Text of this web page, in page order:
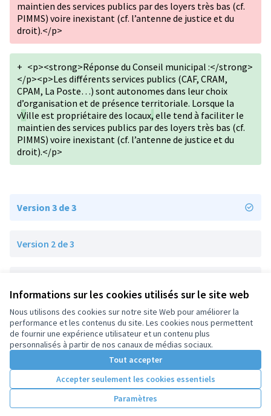
Informations sur les cookies utilisés sur le site web
Nous utilisons des cookies sur notre site Web pour améliorer la
performance et les contenus du site. Les cookies nous permettent
de fournir une expérience utilisateur et un contenu plus
personnalisés à partir de nos canaux de médias sociaux.
Tout accepter
Accepter seulement les cookies essentiels
Paramètres
maintien des services publics par des loyers très bas (cf.
PIMMS) voire inexistant (cf. l’antenne de justice et du
droit).</p>
+ <p><strong>Réponse du Conseil municipal :</strong>
</p><p>Les différents services publics (CAF, CRAM,
CPAM, La Poste…) sont autonomes dans leur choix
d’organisation et de présence territoriale. Lorsque la
vVille est propriétaire des locaux, elle tend à faciliter le
maintien des services publics par des loyers très bas (cf.
PIMMS) voire inexistant (cf. l’antenne de justice et du
droit).</p>
Version 3 de 3
Version 2 de 3
Conditions d'utilisation
Paramètres des cookies
(Lien externe)Open Source Politics
(Lien externe)
grâce au
Decidim
.
Licence
(Lien